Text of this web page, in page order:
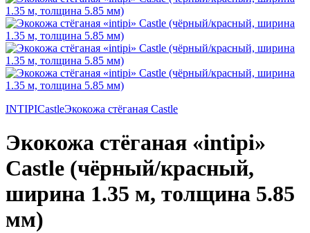
INTIPICastleЭкокожа стёганая Castle
Экокожа стёганая «intipi»
Castle (чёрный/красный,
ширина 1.35 м, толщина 5.85
мм)